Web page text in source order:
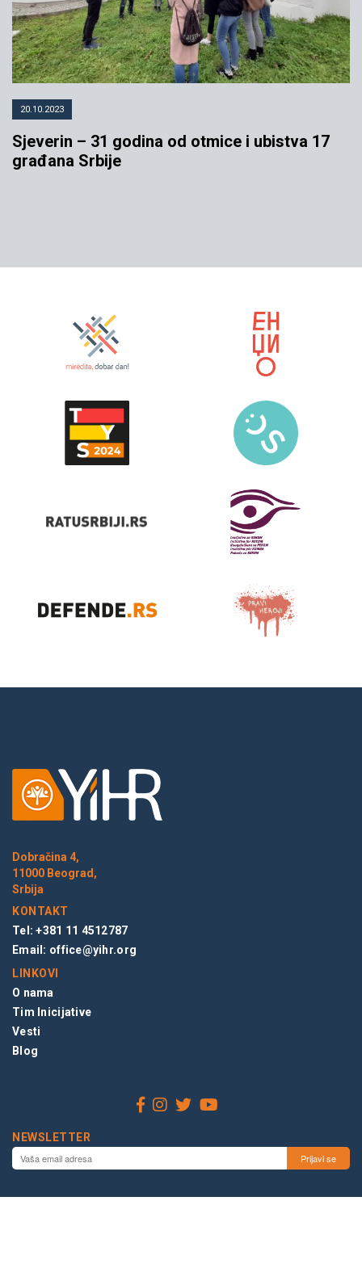
20.10.2023
Sjeverin – 31 godina od otmice i ubistva 17
građana Srbije
Dobračina 4,
11000 Beograd,
Srbija
KONTAKT
Tel: +381 11 4512787
Email: office@yihr.org
LINKOVI
O nama
Tim Inicijative
Vesti
Blog
NEWSLETTER